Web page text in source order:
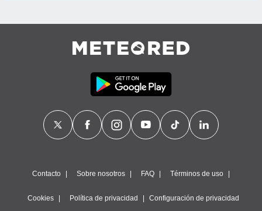
Contacto Sobre nosotros FAQ Términos de uso
Cookies Política de privacidad Configuración de privacidad